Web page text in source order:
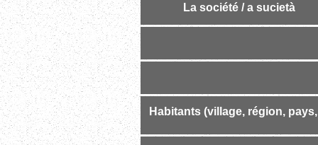
La société /a sucietà
Habitants (village, région,